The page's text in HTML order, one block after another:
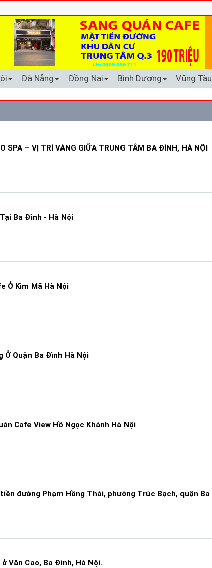
Đà Nẵng Đồng Nai Bình Dương Vũng Tàu
SPA – VỊ TRÍ VÀNG GIỮA TRUNG TÂM BA ĐÌNH, HÀ NỘI
Ba Đình - Hà Nội
Ở Kim Mã Hà Nội
Ở Quận Ba Đình Hà Nội
Cafe View Hồ Ngọc Khánh Hà Nội
đường Phạm Hồng Thái, phường Trúc Bạch, quận Ba
Văn Cao, Ba Đình, Hà Nội.